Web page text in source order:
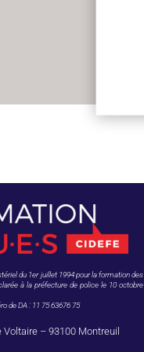
du 1er juillet 1994 pour la formation des
à la préfecture de police le 10 octobre
de DA : 11 75 63676 75
Voltaire – 93100 Montreuil